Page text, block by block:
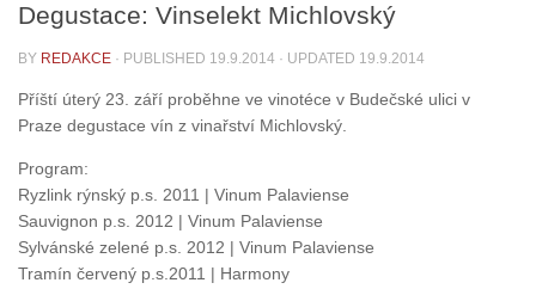
Degustace: Vinselekt Michlovský
BY REDAKCE · PUBLISHED 19.9.2014 · UPDATED 19.9.2014
Příští úterý 23. září proběhne ve vinotéce v Budečské ulici v
Praze degustace vín z vinařství Michlovský.
Program:
Ryzlink rýnský p.s. 2011 | Vinum Palaviense
Sauvignon p.s. 2012 | Vinum Palaviense
Sylvánské zelené p.s. 2012 | Vinum Palaviense
Tramín červený p.s.2011 | Harmony